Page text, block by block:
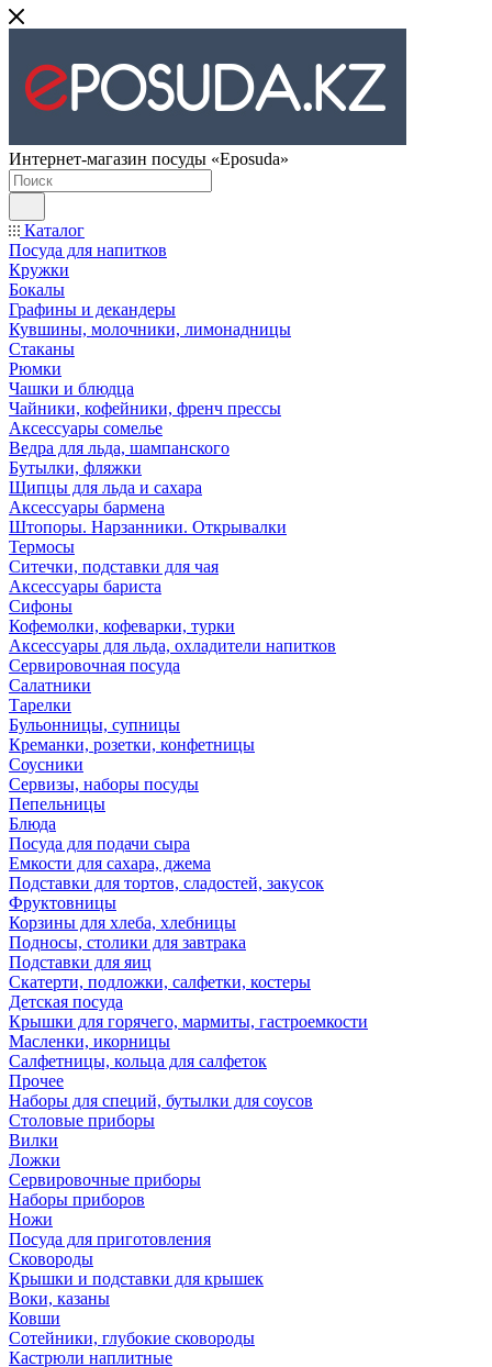
Интернет-магазин посуды «Eposuda»
Каталог
Посуда для напитков
Кружки
Бокалы
Графины и декандеры
Кувшины, молочники, лимонадницы
Стаканы
Рюмки
Чашки и блюдца
Чайники, кофейники, френч прессы
Аксессуары сомелье
Ведра для льда, шампанского
Бутылки, фляжки
Щипцы для льда и сахара
Аксессуары бармена
Штопоры. Нарзанники. Открывалки
Термосы
Ситечки, подставки для чая
Аксессуары бариста
Сифоны
Кофемолки, кофеварки, турки
Аксессуары для льда, охладители напитков
Сервировочная посуда
Салатники
Тарелки
Бульонницы, супницы
Креманки, розетки, конфетницы
Соусники
Сервизы, наборы посуды
Пепельницы
Блюда
Посуда для подачи сыра
Емкости для сахара, джема
Подставки для тортов, сладостей, закусок
Фруктовницы
Корзины для хлеба, хлебницы
Подносы, столики для завтрака
Подставки для яиц
Скатерти, подложки, салфетки, костеры
Детская посуда
Крышки для горячего, мармиты, гастроемкости
Масленки, икорницы
Салфетницы, кольца для салфеток
Прочее
Наборы для специй, бутылки для соусов
Столовые приборы
Вилки
Ложки
Сервировочные приборы
Наборы приборов
Ножи
Посуда для приготовления
Сковороды
Крышки и подставки для крышек
Воки, казаны
Ковши
Сотейники, глубокие сковороды
Кастрюли наплитные